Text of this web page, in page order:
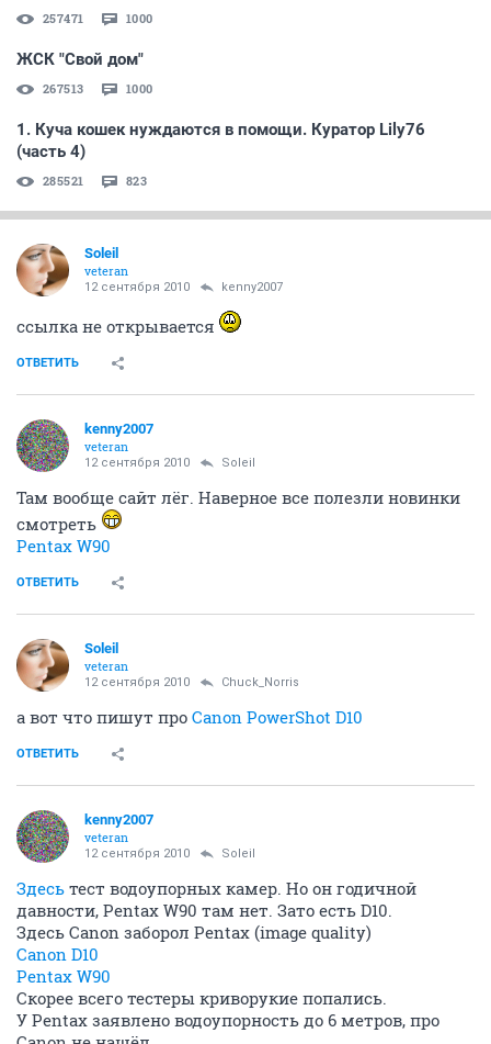
257471 1000
ЖСК "Свой дом"
267513 1000
1. Куча кошек нуждаются в помощи. Куратор Lily76
(часть 4)
285521 823
Soleil
veteran
12 сентября 2010 kenny2007
ссылка не открывается
ОТВЕТИТЬ
kenny2007
veteran
12 сентября 2010 Soleil
Там вообще сайт лёг. Наверное все полезли новинки
смотреть
Pentax W90
ОТВЕТИТЬ
Soleil
veteran
12 сентября 2010 Chuck_Norris
а вот что пишут про Canon PowerShot D10
ОТВЕТИТЬ
kenny2007
veteran
12 сентября 2010 Soleil
Здесь тест водоупорных камер. Но он годичной
давности, Pentax W90 там нет. Зато есть D10.
Здесь Canon заборол Pentax (image quality)
Canon D10
Pentax W90
Скорее всего тестеры криворукие попались.
У Pentax заявлено водоупорность до 6 метров, про